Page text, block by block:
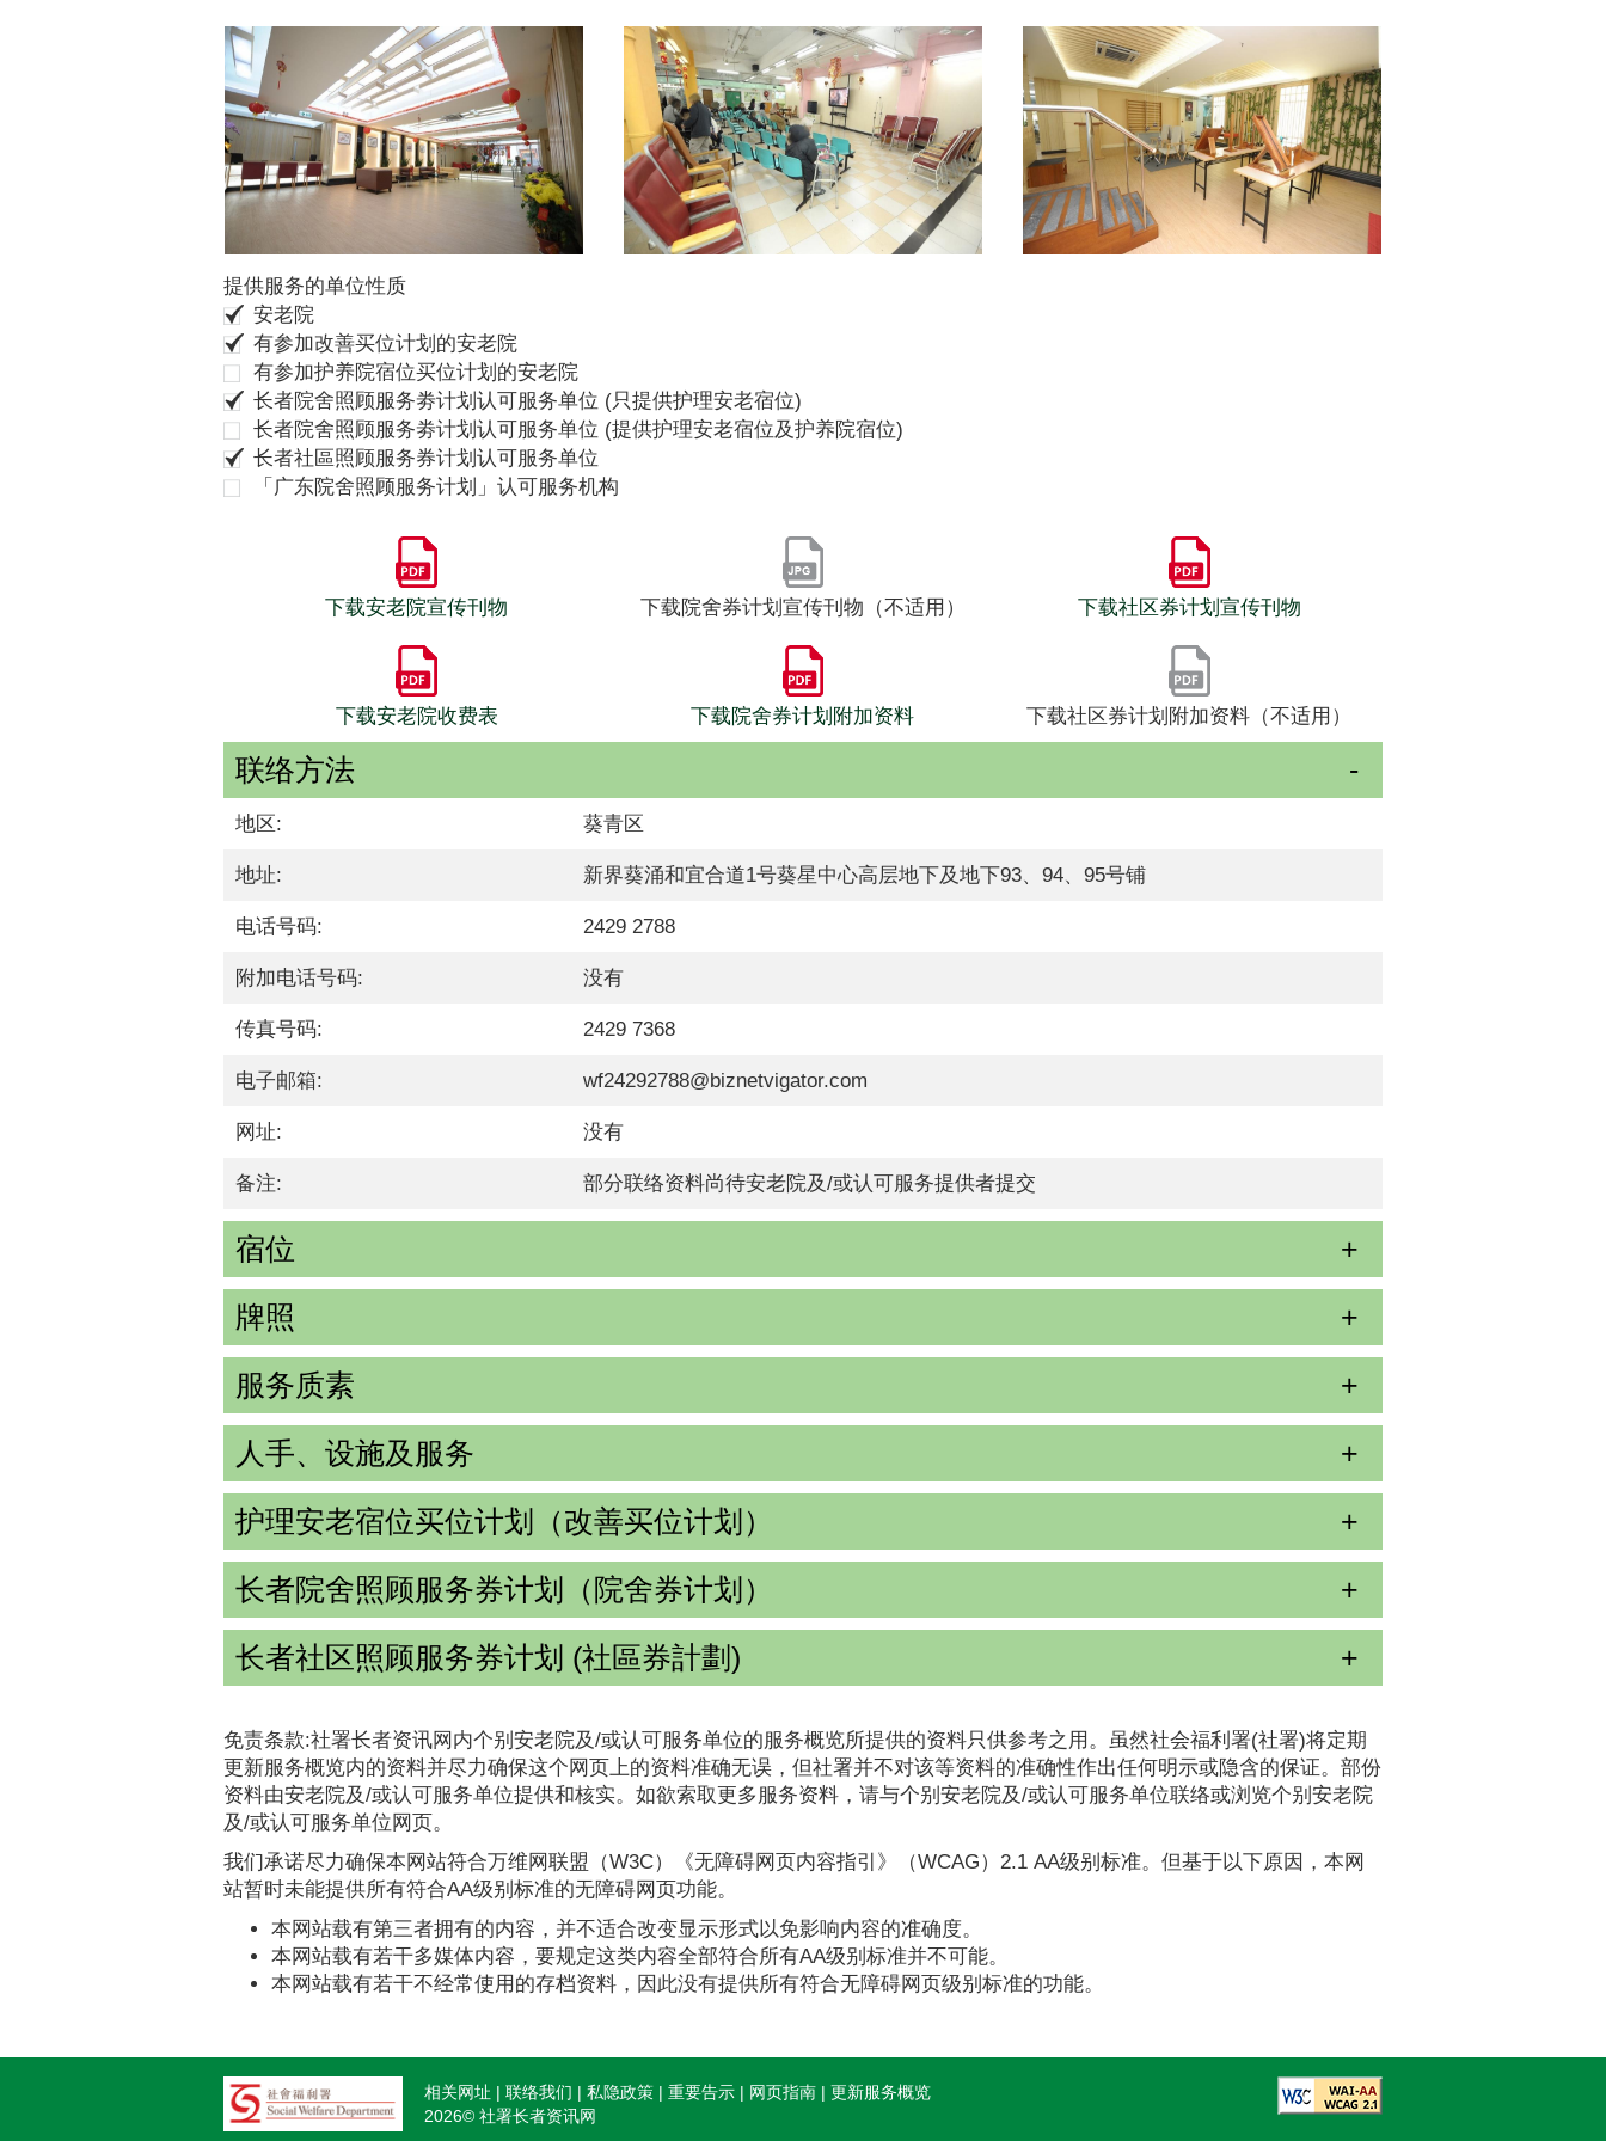
提供服务的单位性质
安老院
有参加改善买位计划的安老院
有参加护养院宿位买位计划的安老院
长者院舍照顾服务劵计划认可服务单位 (只提供护理安老宿位)
长者院舍照顾服务劵计划认可服务单位 (提供护理安老宿位及护养院宿位)
长者社區照顾服务券计划认可服务单位
「广东院舍照顾服务计划」认可服务机构
下载安老院宣传刊物 下载院舍券计划宣传刊物（不适用） 下载社区券计划宣传刊物
下载安老院收费表 下载院舍券计划附加资料 下载社区券计划附加资料（不适用）
联络方法
地区: 葵青区
地址: 新界葵涌和宜合道1号葵星中心高层地下及地下93、94、95号铺
电话号码: 2429 2788
附加电话号码: 没有
传真号码: 2429 7368
电子邮箱: wf24292788@biznetvigator.com
网址: 没有
备注: 部分联络资料尚待安老院及/或认可服务提供者提交
宿位
牌照
服务质素
人手、设施及服务
护理安老宿位买位计划（改善买位计划）
长者院舍照顾服务券计划（院舍券计划）
长者社区照顾服务券计划 (社區券計劃)
免责条款:社署长者资讯网内个别安老院及/或认可服务单位的服务概览所提供的资料只供参考之用。虽然社会福利署(社署)将定期
更新服务概览内的资料并尽力确保这个网页上的资料准确无误，但社署并不对该等资料的准确性作出任何明示或隐含的保证。部份
资料由安老院及/或认可服务单位提供和核实。如欲索取更多服务资料，请与个别安老院及/或认可服务单位联络或浏览个别安老院
及/或认可服务单位网页。
我们承诺尽力确保本网站符合万维网联盟（W3C）《无障碍网页内容指引》（WCAG）2.1 AA级别标准。但基于以下原因，本网
站暂时未能提供所有符合AA级别标准的无障碍网页功能。
本网站载有第三者拥有的内容，并不适合改变显示形式以免影响内容的准确度。
本网站载有若干多媒体内容，要规定这类内容全部符合所有AA级别标准并不可能。
本网站载有若干不经常使用的存档资料，因此没有提供所有符合无障碍网页级别标准的功能。
Footer
相关网址 联络我们 私隐政策 重要告示 网页指南
更新服务概览
2026© 社署长者资讯网